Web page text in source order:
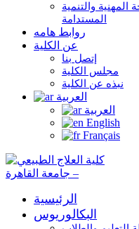
والتنمية
المستدامة
روابط هامه
عن الكلية
إتصل بنا
مجلس الكلية
نبذه عن الكلية
العربية
العربية
English
Français
الرئيسية
البكالوريوس